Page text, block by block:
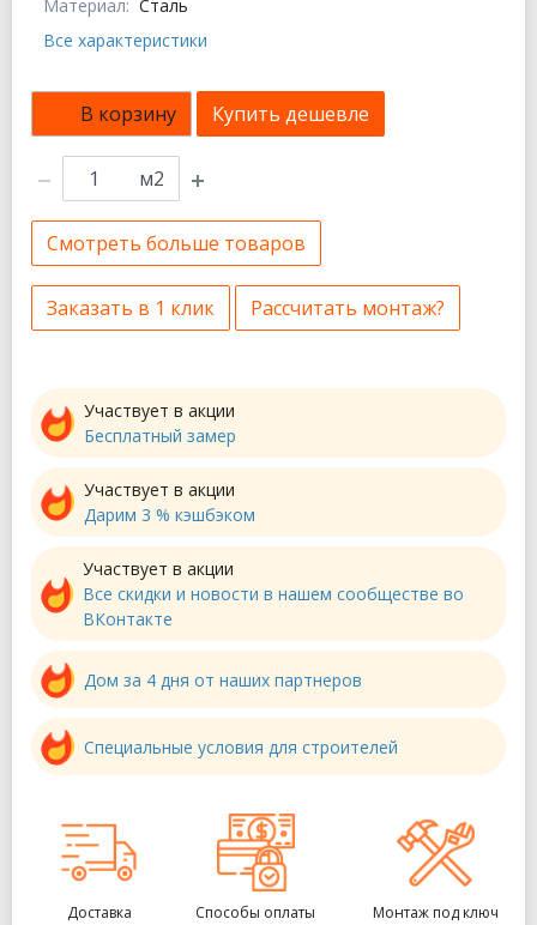
Материал: Сталь
Все характеристики
В корзину Купить дешевле
м2
Смотреть больше товаров
Заказать в 1 клик Рассчитать монтаж?
Участвует в акции
Бесплатный замер
Участвует в акции
Дарим 3 % кэшбэком
Участвует в акции
Все скидки и новости в нашем сообществе во
ВКонтакте
Дом за 4 дня от наших партнеров
Специальные условия для строителей
Доставка Способы оплаты Монтаж под ключ